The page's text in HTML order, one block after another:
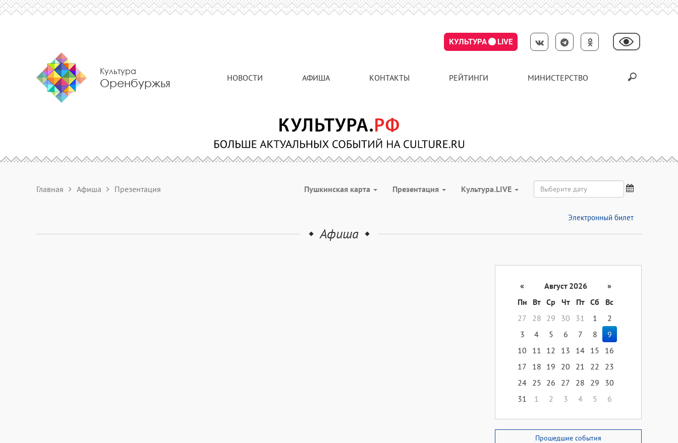
КУЛЬТУРА LIVE
Культура
Оренбуржья НОВОСТИ АФИША КОНТАКТЫ РЕЙТИНГИ МИНИСТЕРСТВО
Главная Афиша Презентация Пушкинская карта Презентация Культура.LIVE
Электронный билет
Афиша
« Август 2026
»
Пн
Вт Ср Чт Пт Сб
Вс
27
28 29 30 31 1
2
3
4 5 6 7 8
9
10
11 12 13 14 15
16
17
18 19 20 21 22
23
24 25 26 27 28 29
30
31
1 2 3 4 5 6
Прошедшие события